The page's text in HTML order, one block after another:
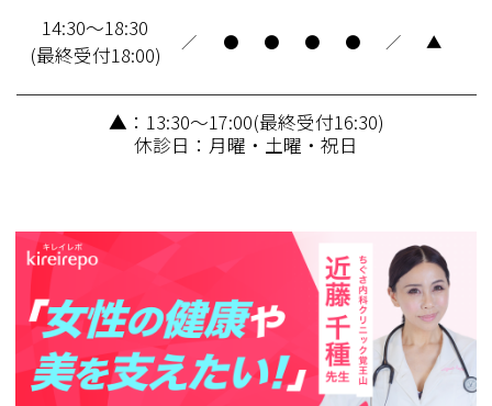
14:30～18:30
(最終受付18:00)
／ ● ● ● ● ／ ▲
▲：13:30～17:00(最終受付16:30)
休診日：月曜・土曜・祝日